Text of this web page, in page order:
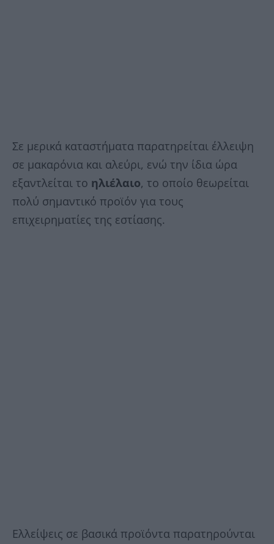
Σε μερικά καταστήματα παρατηρείται έλλειψη
σε μακαρόνια και αλεύρι, ενώ την ίδια ώρα
εξαντλείται το ηλιέλαιο, το οποίο θεωρείται
πολύ σημαντικό προϊόν για τους
επιχειρηματίες της εστίασης.
Ελλείψεις σε βασικά προϊόντα παρατηρούνται